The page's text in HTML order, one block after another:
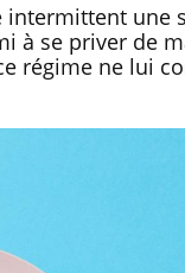
une
à se priver de
régime ne lui